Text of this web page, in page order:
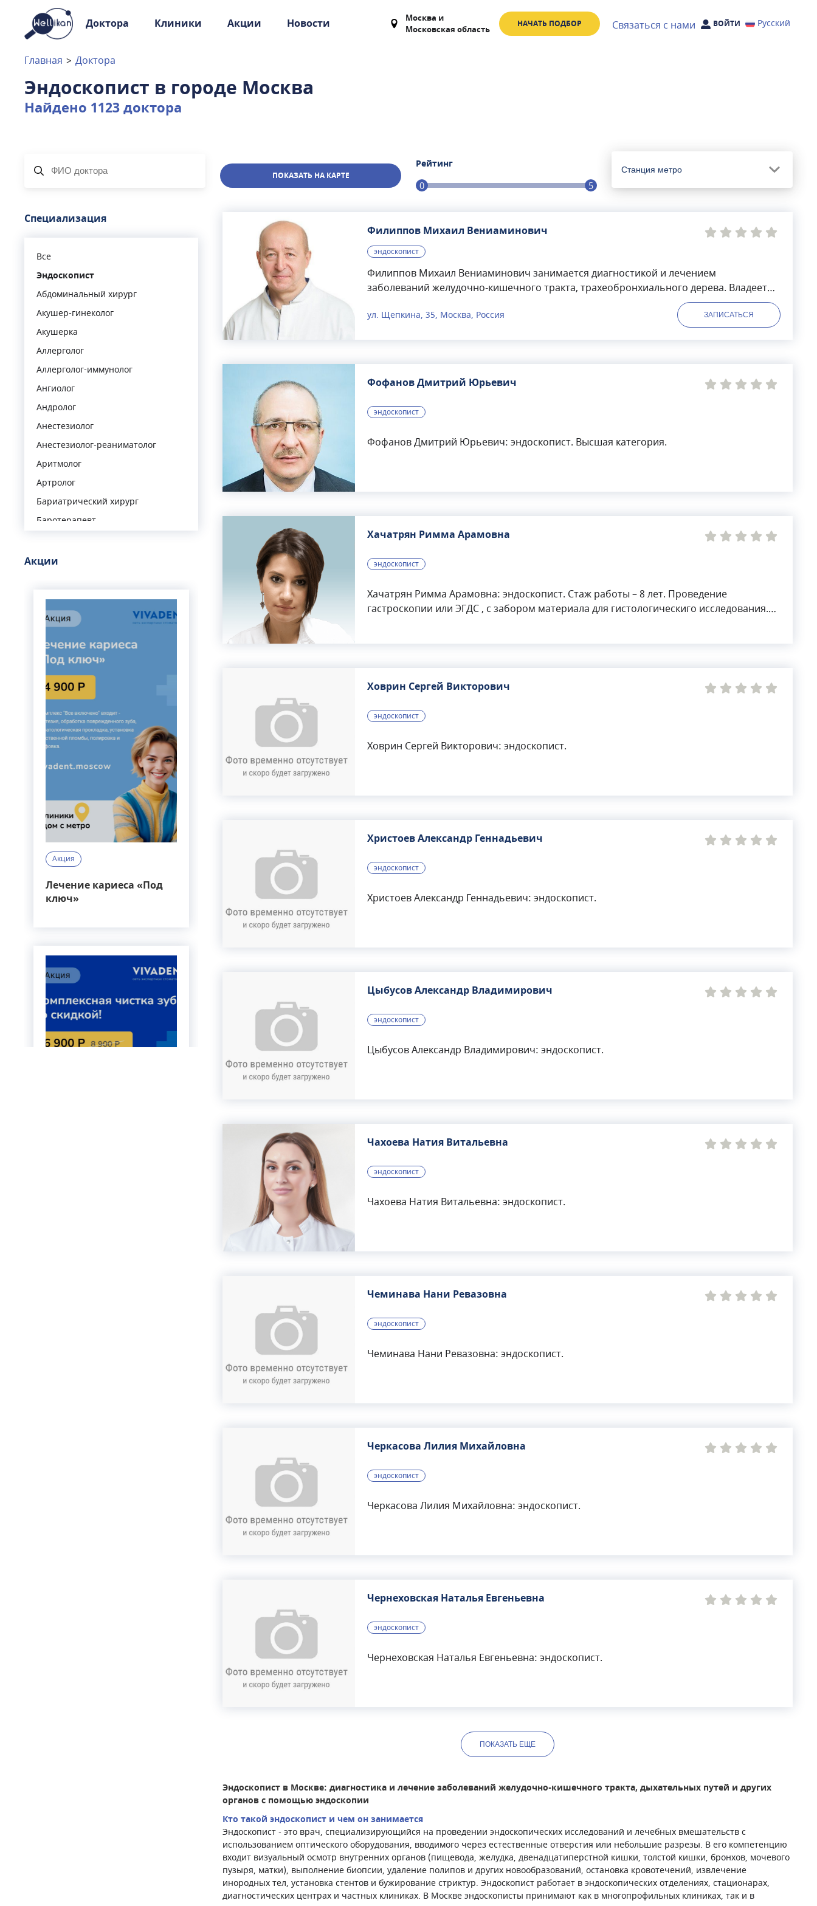
Доктора Клиники Акции Новости Москва и
Московская область
НАЧАТЬ ПОДБОР Связаться с нами ВОЙТИ Русский
Доктора
Клиники
Акции
Новости
Связаться с нами
Главная > Доктора
Эндоскопист в городе Москва
Найдено 1123доктора
ПОКАЗАТЬ НА КАРТЕ
Рейтинг
0 5
Станция метро
Специализация
Все
Эндоскопист
Абдоминальный хирург
Акушер-гинеколог
Акушерка
Аллерголог
Аллерголог-иммунолог
Ангиолог
Андролог
Анестезиолог
Анестезиолог-реаниматолог
Аритмолог
Артролог
Бариатрический хирург
Баротерапевт
Вертебролог
Акции
Акция
Лечение кариеса «Под
ключ»
Филиппов Михаил Вениаминович
эндоскопист
Филиппов Михаил Вениаминович занимается диагностикой и лечением
заболеваний желудочно-кишечного тракта, трахеобронхиального дерева. Владеет
методами: колоноскопия, ретроградная холангиопанкретография,
эзофагогастродуоденоскопия. Работал заведующим эндоскопическим отделением в
ул. Щепкина, 35, Москва, Россия ЗАПИСАТЬСЯ
Фофанов Дмитрий Юрьевич
эндоскопист
Фофанов Дмитрий Юрьевич: эндоскопист. Высшая категория.
Хачатрян Римма Арамовна
эндоскопист
Хачатрян Римма Арамовна: эндоскопист. Стаж работы – 8 лет. Проведение
гастроскопии или ЭГДС , с забором материала для гистологическиго исследования.
Ховрин Сергей Викторович
эндоскопист
Ховрин Сергей Викторович: эндоскопист.
Христоев Александр Геннадьевич
эндоскопист
Христоев Александр Геннадьевич: эндоскопист.
Цыбусов Александр Владимирович
эндоскопист
Цыбусов Александр Владимирович: эндоскопист.
Чахоева Натия Витальевна
эндоскопист
Чахоева Натия Витальевна: эндоскопист.
Чеминава Нани Ревазовна
эндоскопист
Чеминава Нани Ревазовна: эндоскопист.
Черкасова Лилия Михайловна
эндоскопист
Черкасова Лилия Михайловна: эндоскопист.
Чернеховская Наталья Евгеньевна
эндоскопист
Чернеховская Наталья Евгеньевна: эндоскопист.
ПОКАЗАТЬ ЕЩЕ
Эндоскопист в Москве: диагностика и лечение заболеваний желудочно-кишечного тракта, дыхательных путей и других
органов с помощью эндоскопии
Кто такой эндоскопист и чем он занимается
Эндоскопист - это врач, специализирующийся на проведении эндоскопических исследований и лечебных вмешательств с
использованием оптического оборудования, вводимого через естественные отверстия или небольшие разрезы. В его компетенцию
входит визуальный осмотр внутренних органов (пищевода, желудка, двенадцатиперстной кишки, толстой кишки, бронхов, мочевого
пузыря, матки), выполнение биопсии, удаление полипов и других новообразований, остановка кровотечений, извлечение
инородных тел, установка стентов и бужирование стриктур. Эндоскопист работает в эндоскопических отделениях, стационарах,
диагностических центрах и частных клиниках. В Москве эндоскописты принимают как в многопрофильных клиниках, так и в